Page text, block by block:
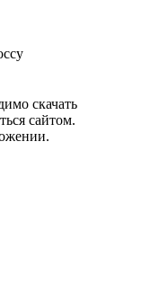
скачать
сайтом.